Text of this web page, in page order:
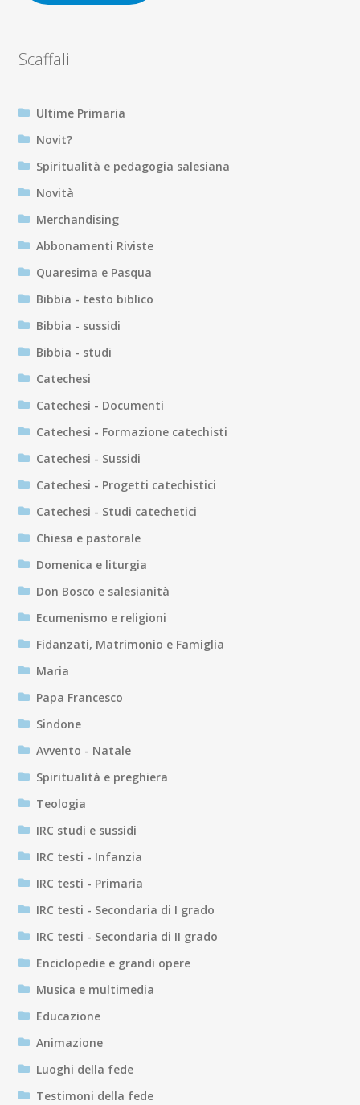
Scaffali
Ultime Primaria
Novit?
Spiritualità e pedagogia salesiana
Novità
Merchandising
Abbonamenti Riviste
Quaresima e Pasqua
Bibbia - testo biblico
Bibbia - sussidi
Bibbia - studi
Catechesi
Catechesi - Documenti
Catechesi - Formazione catechisti
Catechesi - Sussidi
Catechesi - Progetti catechistici
Catechesi - Studi catechetici
Chiesa e pastorale
Domenica e liturgia
Don Bosco e salesianità
Ecumenismo e religioni
Fidanzati, Matrimonio e Famiglia
Maria
Papa Francesco
Sindone
Avvento - Natale
Spiritualità e preghiera
Teologia
IRC studi e sussidi
IRC testi - Infanzia
IRC testi - Primaria
IRC testi - Secondaria di I grado
IRC testi - Secondaria di II grado
Enciclopedie e grandi opere
Musica e multimedia
Educazione
Animazione
Luoghi della fede
Testimoni della fede